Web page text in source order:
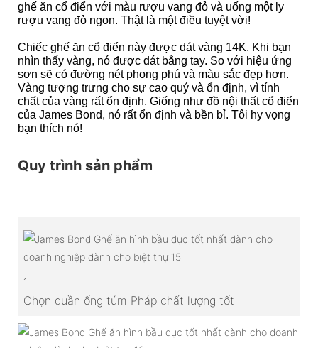
ghế ăn cổ điển với màu rượu vang đỏ và uống một ly
rượu vang đỏ ngon. Thật là một điều tuyệt vời!
Chiếc ghế ăn cổ điển này được dát vàng 14K. Khi bạn
nhìn thấy vàng, nó được dát bằng tay. So với hiệu ứng
sơn sẽ có đường nét phong phú và màu sắc đẹp hơn.
Vàng tượng trưng cho sự cao quý và ổn định, vì tính
chất của vàng rất ổn định. Giống như đồ nội thất cổ điển
của James Bond, nó rất ổn định và bền bỉ. Tôi hy vọng
bạn thích nó!
Quy trình sản phẩm
1
Chọn quần ống túm Pháp chất lượng tốt